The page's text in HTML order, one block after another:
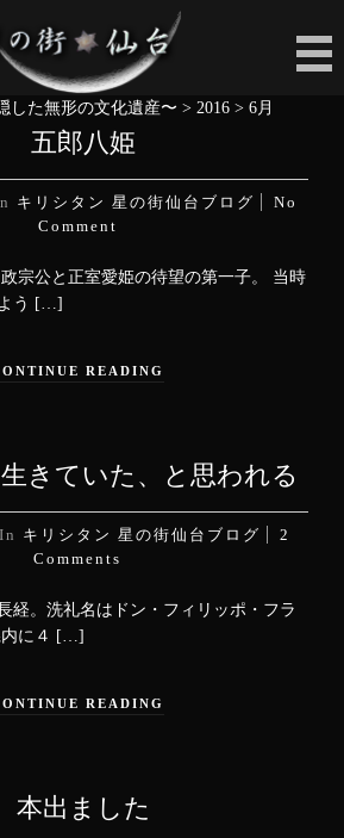
した無形の文化遺産〜 > 2016 > 6月
五郎八姫
キリシタン 星の街仙台ブログ
No
Comment
政宗公と正室愛姫の待望の第一子。 当時
う […]
READING
きていた、と思われる
In キリシタン 星の街仙台ブログ
2
Comments
経。洗礼名はドン・フィリッポ・フラ
内に４ […]
READING
本出ました